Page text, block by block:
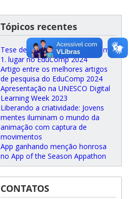
Tópicos recentes
Tese de doutorado premiada em
1. lugar no EduComp 2024
Artigo entre os melhores artigos
de pesquisa do EduComp 2024
Apresentação na UNESCO Digital
Learning Week 2023
Liberando a criatividade: Jovens
mentes iluminam o mundo da
animação com captura de
movimentos
App ganhando menção honrosa
no App of the Season Appathon
CONTATOS